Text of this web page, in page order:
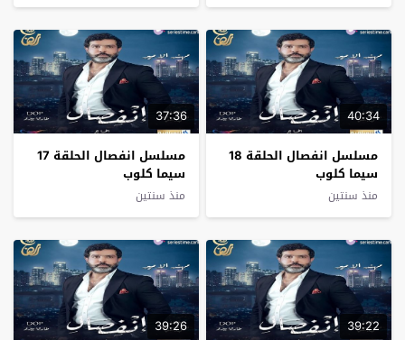
40:34
مسلسل انفصال الحلقة 18
سيما كلوب
منذ سنتين
37:36
مسلسل انفصال الحلقة 17
سيما كلوب
منذ سنتين
39:22
39:26